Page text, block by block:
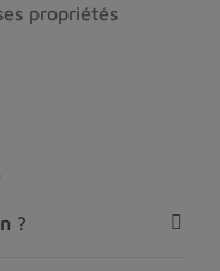
propriétés
?